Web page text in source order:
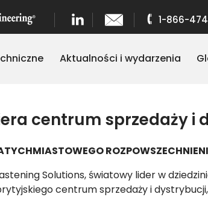
1-866-
Aktualności i wydarzenia
centrum sprzedaży i
Solutions, światowy lider w
centrum sprzedaży i dystrybucji,